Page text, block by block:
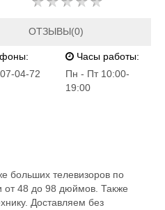
ОТЗЫВЫ(0)
04-72
Часы работы:
Пн - Пт 10:00-
19:00
больших телевизоров по
от 48 до 98 дюймов. Также
Доставляем без